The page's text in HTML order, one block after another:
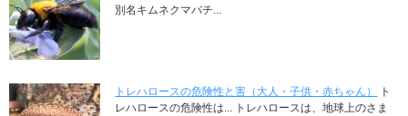
別名キムネクマバチ...
トレハロースの危険性と害（大人・子供・赤ちゃん）
ト
レハロースの危険性は... トレハロースは、地球上のさま